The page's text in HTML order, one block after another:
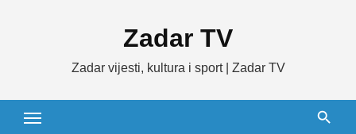
Zadar TV
Zadar vijesti, kultura i sport | Zadar TV